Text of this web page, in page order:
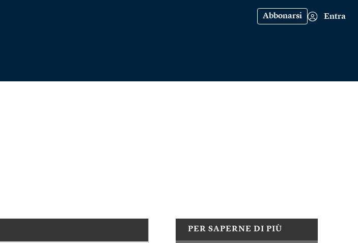
Abbonarsi Entra
PER SAPERNE DI PIÙ